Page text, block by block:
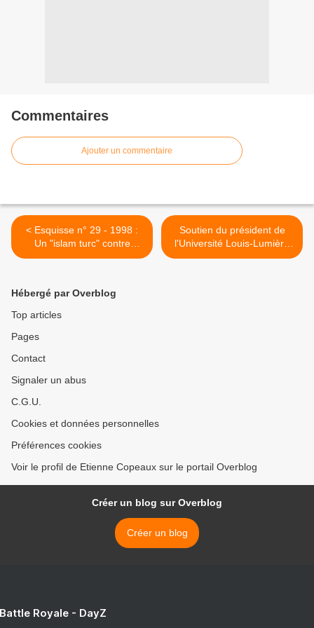
Commentaires
Ajouter un commentaire
< Esquisse n° 29 - 1998 :
Un "islam turc" contre
l'islamisme ?
Soutien du président de
l'Université Louis-Lumière
(Lyon) à Sevil Sevimli >
Hébergé par Overblog
Top articles
Pages
Contact
Signaler un abus
C.G.U.
Cookies et données personnelles
Préférences cookies
Voir le profil de Etienne Copeaux sur le portail Overblog
Créer un blog sur Overblog
Créer un blog
Royale - DayZ